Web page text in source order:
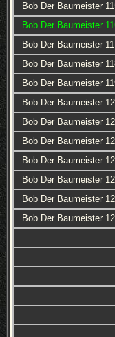
Bob Der Baumeister
Bob Der Baumeister
Bob Der Baumeister
Bob Der Baumeister
Bob Der Baumeister
Bob Der Baumeister
Bob Der Baumeister
Bob Der Baumeister
Bob Der Baumeister
Bob Der Baumeister
Bob Der Baumeister
Bob Der Baumeister